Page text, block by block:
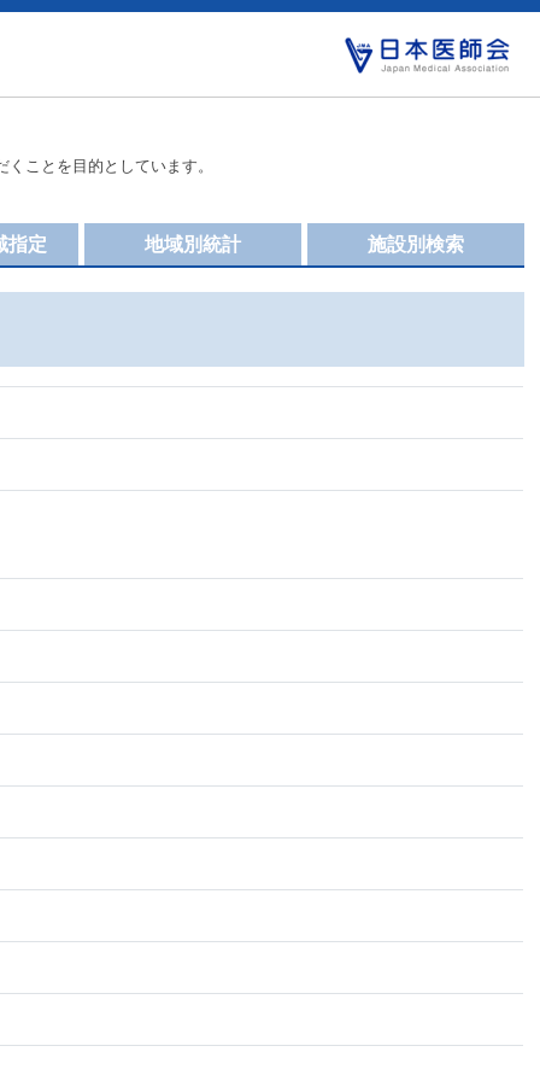
ことを目的としています。
施設別検索
地域別統計
指定